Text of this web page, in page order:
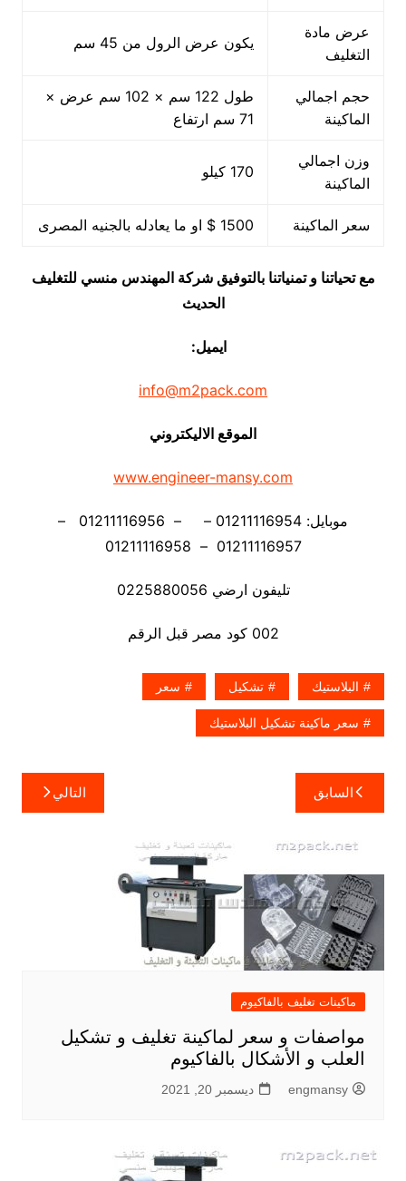
عرض مادة
التغليف
يكون عرض الرول من 45 سم
حجم اجمالي
الماكينة
طول 122 سم × 102 سم عرض ×
71 سم ارتفاع
وزن اجمالي
الماكينة
170 كيلو
سعر الماكينة 1500 $ او ما يعادله بالجنيه المصرى
مع تحياتنا و تمنياتنا بالتوفيق شركة المهندس منسي للتغليف
الحديث
ايميل:
info@m2pack.com
الموقع الاليكتروني
www.engineer-mansy.com
موبايل: 01211116954 – – 01211116956 –
01211116957 – 01211116958
تليفون ارضي 0225880056
002 كود مصر قبل الرقم
البلاستيك تشكيل سعر
سعر ماكينة تشكيل البلاستيك
تصفّح
المقالات
السابق التالي
ماكينات تغليف بالفاكيوم
مواصفات و سعر لماكينة تغليف و تشكيل
العلب و الأشكال بالفاكيوم
engmansy ديسمبر 20, 2021